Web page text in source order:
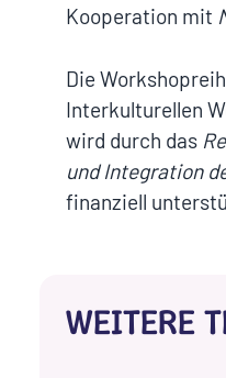
Kooperation mit
Die
Interkulturellen
wird durch das
und Integration
finanziell
WEITERE